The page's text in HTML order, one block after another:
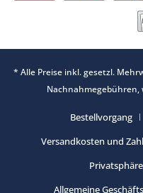
* Alle Preise inkl. gesetzl.
Bestellvorgang
Versandkosten und
Allgemeine